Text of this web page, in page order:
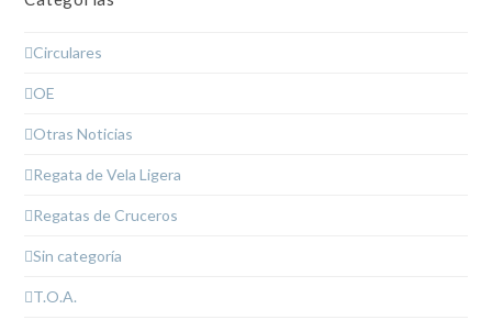
Circulares
OE
Otras Noticias
Regata de Vela Ligera
Regatas de Cruceros
Sin categoría
T.O.A.